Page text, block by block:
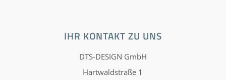
IHR KONTAKT ZU UNS
DTS-DESIGN GmbH
Hartwaldstraße 1